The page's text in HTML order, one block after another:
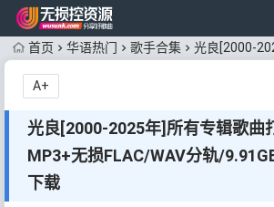
首页 华语热门 歌手合集 光良[2000-2025年]所有专辑歌曲打
光良[2000-2025年]所有专辑歌曲
MP3+无损FLAC/WAV分轨/
下载
A+